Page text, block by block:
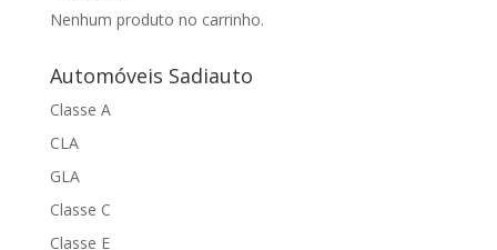
Nenhum produto no carrinho.
Automóveis Sadiauto
Classe A
CLA
GLA
Classe C
Classe E